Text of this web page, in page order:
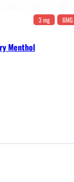
3 mg 6MG
Menthol